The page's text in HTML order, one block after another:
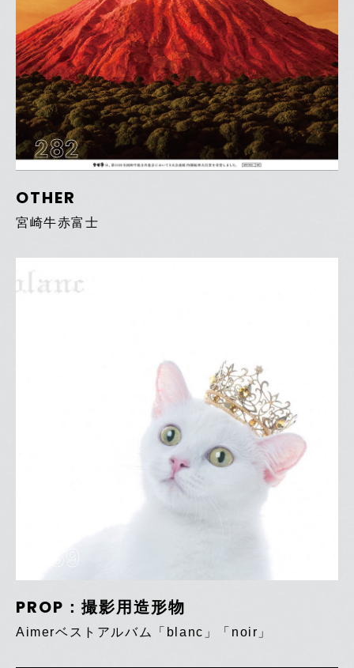
282
OTHER
宮崎牛赤富士
259
PROP：撮影用造形物
Aimerベストアルバム「blanc」「noir」